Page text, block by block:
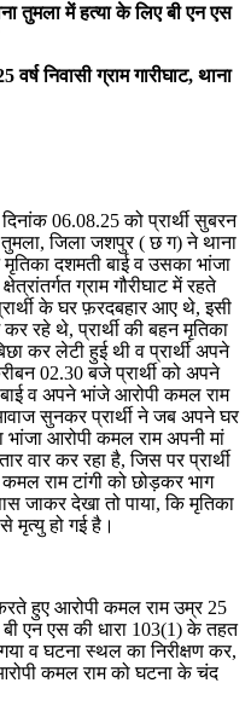
तुमला में हत्या के लिए बी एन एस
निवासी ग्राम गारीघाट, थाना
06.08.25 को प्रार्थी सुबरन
तुमला, जिला जशपुर ( छ ग) ने थाना
मृतिका दशमती बाई व उसका भांजा
ग्राम गौरीघाट में रहते
के घर फ़रदबहार आए थे, इसी
रहे थे, प्रार्थी की बहन मृतिका
कर लेटी हुई थी व प्रार्थी अपने
02.30 बजे प्रार्थी को अपने
व अपने भांजे आरोपी कमल राम
सुनकर प्रार्थी ने जब अपने घर
आरोपी कमल राम अपनी मां
वार कर रहा है, जिस पर प्रार्थी
राम टांगी को छोड़कर भाग
जाकर देखा तो पाया, कि मृतिका
मृत्यु हो गई है।
करते हुए आरोपी कमल राम उम्र 25
एन एस की धारा 103(1) के तहत
व घटना स्थल का निरीक्षण कर,
कमल राम को घटना के चंद